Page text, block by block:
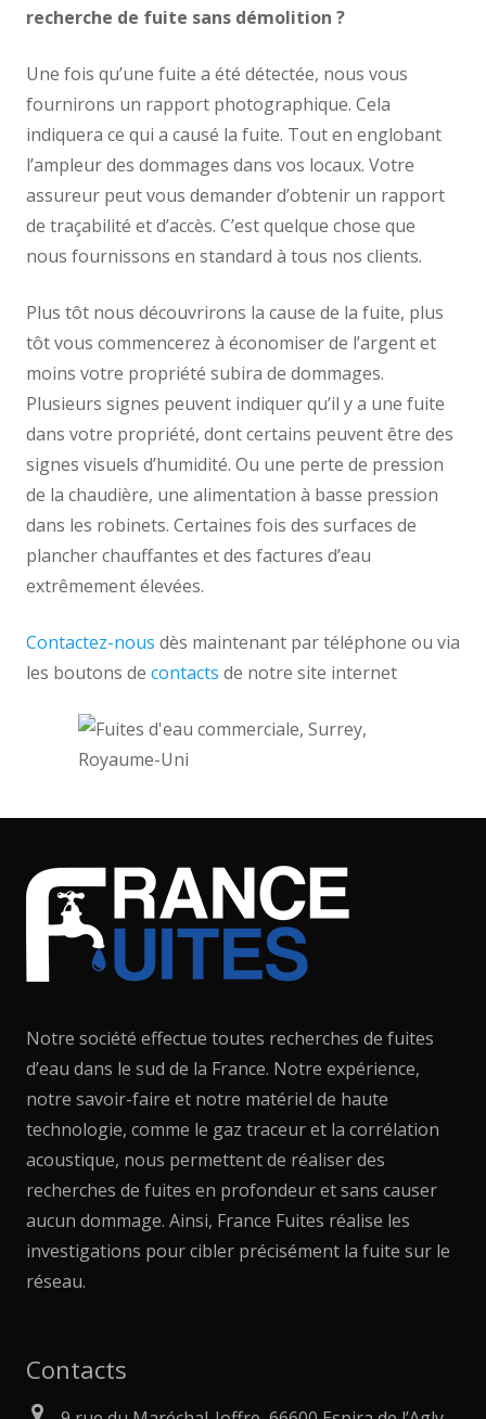
recherche de fuite sans démolition ?
Une fois qu’une fuite a été détectée, nous vous
fournirons un rapport photographique. Cela
indiquera ce qui a causé la fuite. Tout en englobant
l’ampleur des dommages dans vos locaux. Votre
assureur peut vous demander d’obtenir un rapport
de traçabilité et d’accès. C’est quelque chose que
nous fournissons en standard à tous nos clients.
Plus tôt nous découvrirons la cause de la fuite, plus
tôt vous commencerez à économiser de l’argent et
moins votre propriété subira de dommages.
Plusieurs signes peuvent indiquer qu’il y a une fuite
dans votre propriété, dont certains peuvent être des
signes visuels d’humidité. Ou une perte de pression
de la chaudière, une alimentation à basse pression
dans les robinets. Certaines fois des surfaces de
plancher chauffantes et des factures d’eau
extrêmement élevées.
Contactez-nous dès maintenant par téléphone ou via
les boutons de contacts de notre site internet
Notre société effectue toutes recherches de fuites
d’eau dans le sud de la France. Notre expérience,
notre savoir-faire et notre matériel de haute
technologie, comme le gaz traceur et la corrélation
acoustique, nous permettent de réaliser des
recherches de fuites en profondeur et sans causer
aucun dommage. Ainsi, France Fuites réalise les
investigations pour cibler précisément la fuite sur le
réseau.
Contacts